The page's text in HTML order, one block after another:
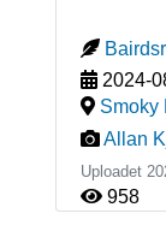
2024-
Smoky
Allan
Uploadet
958